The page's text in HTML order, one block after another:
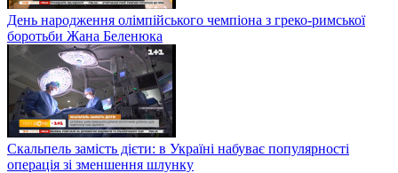
День народження олімпійського чемпіона з греко-римської
боротьби Жана Беленюка
Скальпель замість дієти: в Україні набуває популярності
операція зі зменшення шлунку